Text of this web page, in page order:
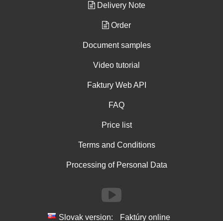
Delivery Note
Order
Document samples
Video tutorial
Faktury Web API
FAQ
Price list
Terms and Conditions
Processing of Personal Data
Slovak version: Faktúry online